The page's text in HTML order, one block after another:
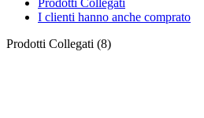
Prodotti Collegati
I clienti hanno anche comprato
Prodotti Collegati (8)